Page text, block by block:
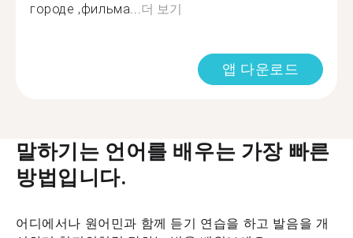
городе ,фильма... 더 보기
앱 다운로드
말하기는 언어를 배우는 가장 빠른
방법입니다.
어디에서나 원어민과 함께 듣기 연습을 하고 발음을 개